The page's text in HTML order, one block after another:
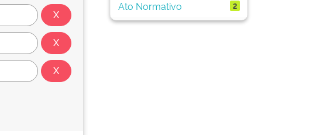
Ato Normativo
2